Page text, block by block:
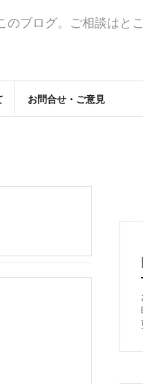
ブログ。ご相談はと
お問合せ・ご意見